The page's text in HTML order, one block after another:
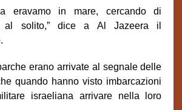
eravamo in mare, cercando di
al solito,” dice a Al Jazeera il
erano arrivate al segnale delle
quando hanno visto imbarcazioni
israeliana arrivare nella loro